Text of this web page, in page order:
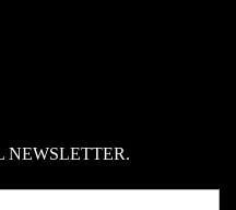
NEWSLETTER.